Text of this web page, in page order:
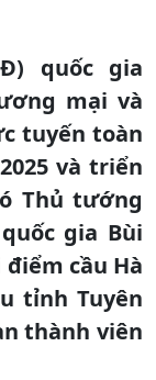
quốc gia
mại và
tuyến toàn
và triển
Thủ tướng
gia Bùi
cầu Hà
tỉnh Tuyên
thành viên